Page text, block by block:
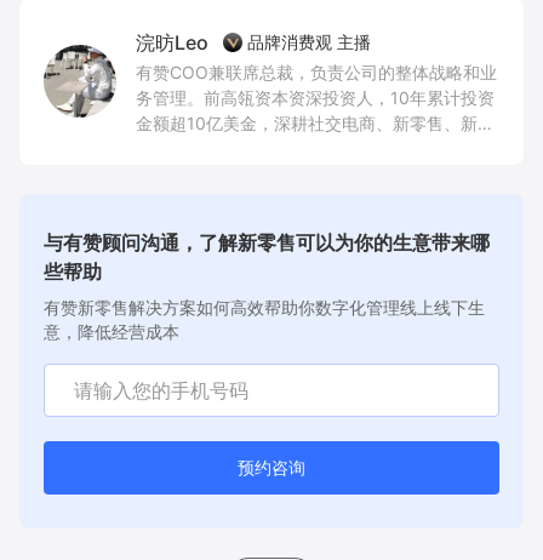
浣昉Leo
品牌消费观 主播
有赞COO兼联席总裁，负责公司的整体战略和业
务管理。前高瓴资本资深投资人，10年累计投资
金额超10亿美金，深耕社交电商、新零售、新消
与有赞顾问沟通，了解新零售可以为你的生意带来哪
些帮助
有赞新零售解决方案如何高效帮助你数字化管理线上线下生
意，降低经营成本
预约咨询